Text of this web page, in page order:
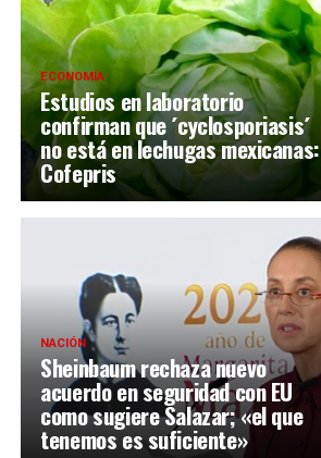
ECONOMÍA
Estudios en laboratorio
confirman que ´cyclosporiasis´
no está en lechugas mexicanas:
Cofepris
NACIÓN
Sheinbaum rechaza nuevo
acuerdo en seguridad con EU
como sugiere Salazar; «el que
tenemos es suficiente»